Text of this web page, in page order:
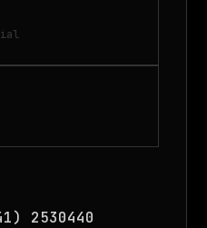
2530440